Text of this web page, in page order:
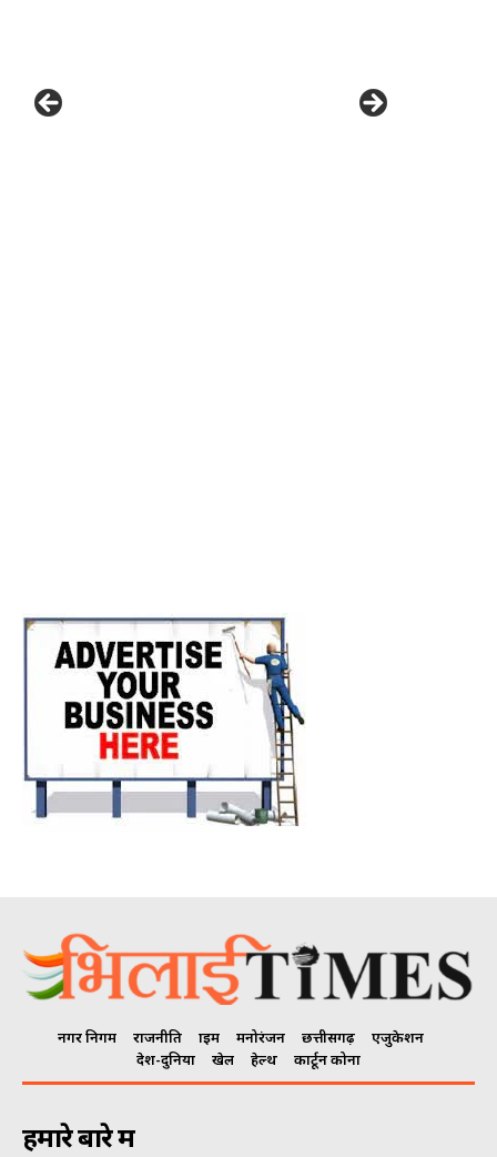
नगर निगम राजनीति क्राइम मनोरंजन छत्तीसगढ़
एजुकेशन
देश-दुनिया
खेल हेल्थ कार्टून कोना
हमारे बारे में